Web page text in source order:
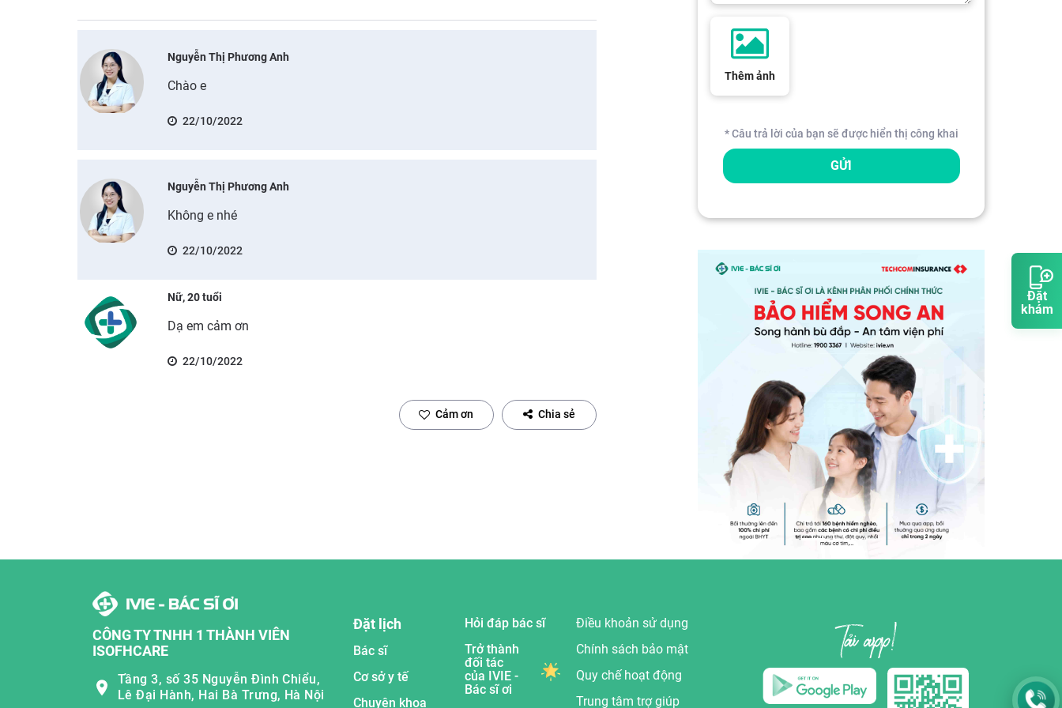
Đặt
khám
Nguyễn Thị Phương Anh
Chào e
22/10/2022
Nguyễn Thị Phương Anh
Không e nhé
22/10/2022
Nữ, 20 tuổi
Dạ em cảm ơn
22/10/2022
Cảm ơn Chia sẻ
Thêm ảnh
* Câu trả lời của bạn sẽ được hiển thị công khai
GỬI
CÔNG TY TNHH 1 THÀNH VIÊN
ISOFHCARE
Tầng 3, số 35 Nguyễn Đình Chiểu,
Lê Đại Hành, Hai Bà Trưng, Hà Nội
Đặt lịch
Bác sĩ
Cơ sở y tế
Chuyên khoa
Hỏi đáp bác sĩ
Trở thành
đối tác
của IVIE -
Bác sĩ ơi
Điều khoản sử dụng
Chính sách bảo mật
Quy chế hoạt động
Trung tâm trợ giúp